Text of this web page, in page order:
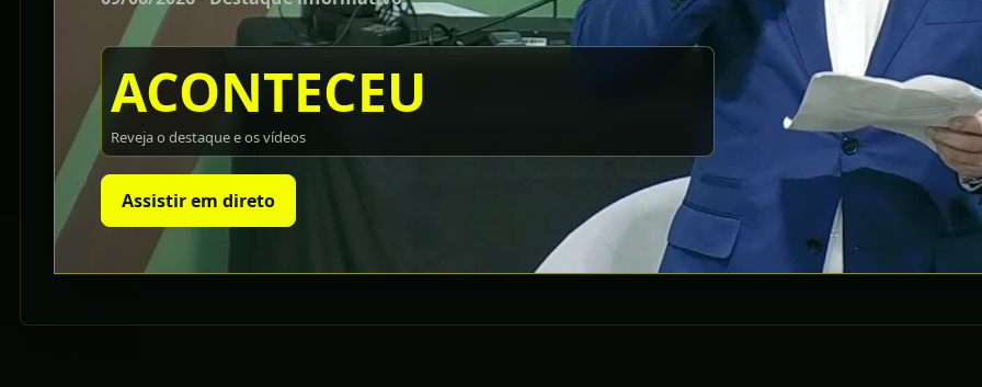
ACONTECEU
Reveja o destaque e os vídeos
Assistir em direto